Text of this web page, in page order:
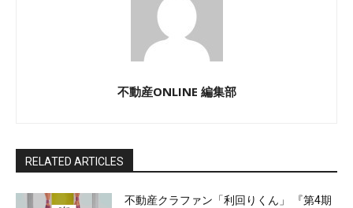
不動産ONLINE 編集部
RELATED ARTICLES
不動産クラファン「利回りくん」 『第4期